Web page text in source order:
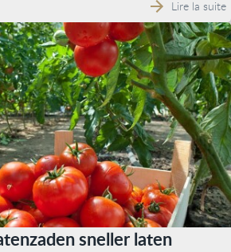
Lire la suite
sneller laten